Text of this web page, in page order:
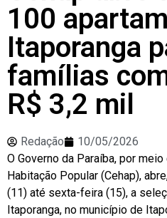
100
Itaporanga
famílias
R$ 3,2 mil
Redação
10/05/2026
O Governo da Paraíba, por
Habitação Popular (Cehap),
(11) até sexta-feira (15), a
Itaporanga, no município de